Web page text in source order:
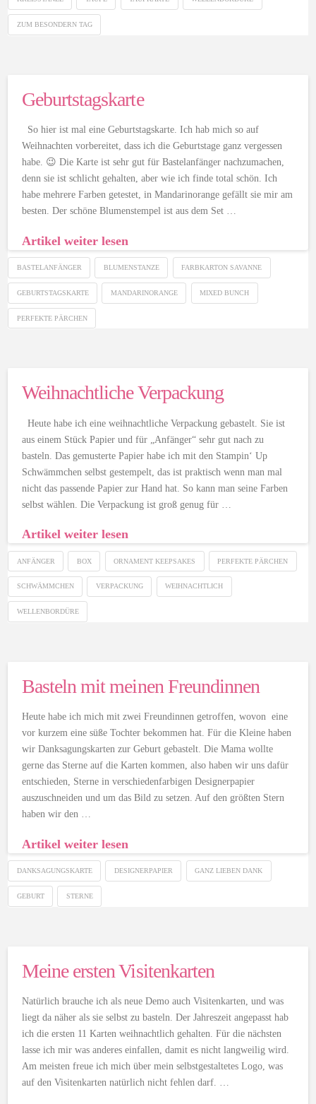
ZUM BESONDERN TAG
Geburtstagskarte
So hier ist mal eine Geburtstagskarte. Ich hab mich so auf
Weihnachten vorbereitet, dass ich die Geburtstage ganz vergessen
habe. 😉 Die Karte ist sehr gut für Bastelanfänger nachzumachen,
denn sie ist schlicht gehalten, aber wie ich finde total schön. Ich
habe mehrere Farben getestet, in Mandarinorange gefällt sie mir am
besten. Der schöne Blumenstempel ist aus dem Set …
Artikel weiter lesen
BASTELANFÄNGER BLUMENSTANZE FARBKARTON SAVANNE
GEBURTSTAGSKARTE MANDARINORANGE MIXED BUNCH
PERFEKTE PÄRCHEN
Weihnachtliche Verpackung
Heute habe ich eine weihnachtliche Verpackung gebastelt. Sie ist
aus einem Stück Papier und für „Anfänger“ sehr gut nach zu
basteln. Das gemusterte Papier habe ich mit den Stampin‘ Up
Schwämmchen selbst gestempelt, das ist praktisch wenn man mal
nicht das passende Papier zur Hand hat. So kann man seine Farben
selbst wählen. Die Verpackung ist groß genug für …
Artikel weiter lesen
ANFÄNGER BOX ORNAMENT KEEPSAKES PERFEKTE PÄRCHEN
SCHWÄMMCHEN VERPACKUNG WEIHNACHTLICH
WELLENBORDÜRE
Basteln mit meinen Freundinnen
Heute habe ich mich mit zwei Freundinnen getroffen, wovon eine
vor kurzem eine süße Tochter bekommen hat. Für die Kleine haben
wir Danksagungskarten zur Geburt gebastelt. Die Mama wollte
gerne das Sterne auf die Karten kommen, also haben wir uns dafür
entschieden, Sterne in verschiedenfarbigen Designerpapier
auszuschneiden und um das Bild zu setzen. Auf den größten Stern
haben wir den …
Artikel weiter lesen
DANKSAGUNGSKARTE DESIGNERPAPIER GANZ LIEBEN DANK
GEBURT STERNE
Meine ersten Visitenkarten
Natürlich brauche ich als neue Demo auch Visitenkarten, und was
liegt da näher als sie selbst zu basteln. Der Jahreszeit angepasst hab
ich die ersten 11 Karten weihnachtlich gehalten. Für die nächsten
lasse ich mir was anderes einfallen, damit es nicht langweilig wird.
Am meisten freue ich mich über mein selbstgestaltetes Logo, was
auf den Visitenkarten natürlich nicht fehlen darf. …